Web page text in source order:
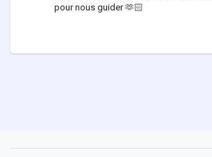
pour nous guider 🫶🏻